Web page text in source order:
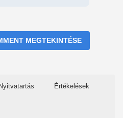
MEGTEKINTÉSE
Nyitvatartás Értékelések